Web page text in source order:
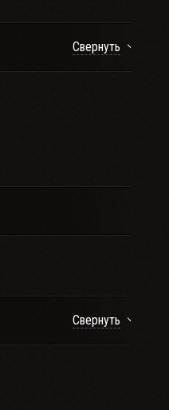
Свернуть
Свернуть